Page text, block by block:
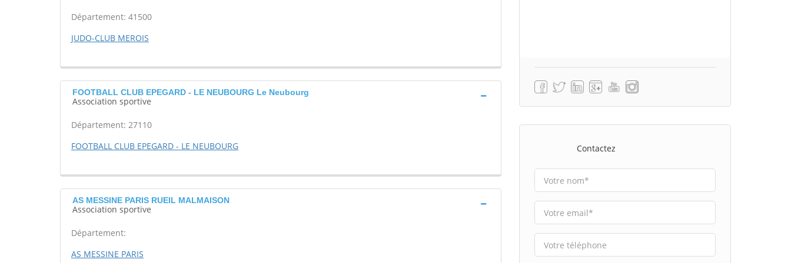
Département: 41500
JUDO-CLUB MEROIS
FOOTBALL CLUB EPEGARD - LE NEUBOURG Le Neubourg
Association sportive
Département: 27110
FOOTBALL CLUB EPEGARD - LE NEUBOURG
AS MESSINE PARIS RUEIL MALMAISON
Association sportive
Département:
AS MESSINE PARIS
Contactez